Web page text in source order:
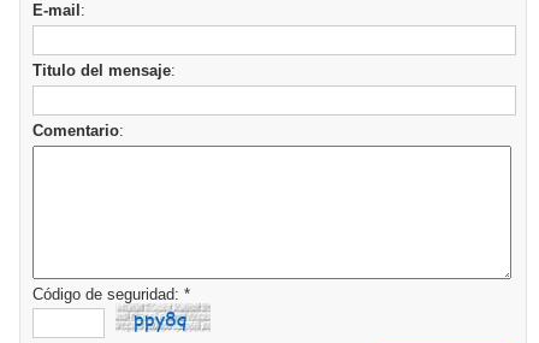
E-mail :
Titulo del mensaje:
Comentario:
Código de seguridad: *